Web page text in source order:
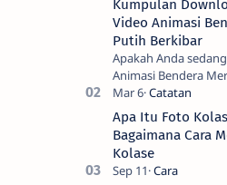
Kumpulan
Video Animasi
Putih Berkibar
Apakah Anda
Animasi Bendera
Berkibar? Nah,
kumpulan video
Negara Kesatuan
Apa Itu Foto
Bagaimana Cara
Kolase